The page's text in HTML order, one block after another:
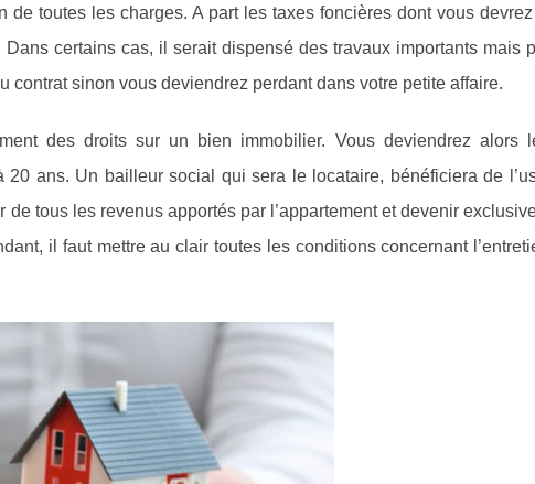
de toutes les charges. A part les taxes foncières dont vous
certains cas, il serait dispensé des travaux importants mais
contrat sinon vous deviendrez perdant dans votre petite affaire.
des droits sur un bien immobilier. Vous deviendrez alors
ans. Un bailleur social qui sera le locataire, bénéficiera de
de tous les revenus apportés par l’appartement et devenir
il faut mettre au clair toutes les conditions concernant